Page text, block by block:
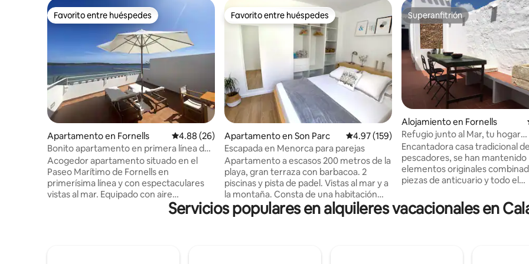
Favorito entre huéspedes
Favorito entre huéspedes
Apartamento en Fornells Calificación promedio: 4.88 de 5, 26 reseñas
4.88 (26)
Bonito apartamento en primera línea de
mar
Acogedor apartamento situado en el
Paseo Marítimo de Fornells en
primerísima línea y con espectaculares
vistas al mar. Equipado con aire
acondicionado en el salón y en el
dormitorio, así como acceso a internet
Favorito entre huéspedes
Favorito entre huéspedes
Apartamento en Son Parc Calificación promedio: 4.97 de 5, 159 reseñas
4.97 (159)
Escapada en Menorca para parejas
Apartamento a escasos 200 metros de la
playa, gran terraza con barbacoa. 2
piscinas y pista de padel. Vistas al mar y a
la montaña. Consta de una habitación
doble, salón, cocina y un baño. Zona muy
tranquila, con servicios cercanos
Superanfitrión
Superanfitrión
Alojamiento en Fornells
Refugio junto al Mar, tu hogar
independiente
Encantadora casa tradicional de
pescadores, se han mantenido
elementos originales
piezas de anticuario y todo el
de marés encaladas – suelo de
original – techos blancos de
mobiliario de anticuario –
Servicios populares en alquileres vacacionales en